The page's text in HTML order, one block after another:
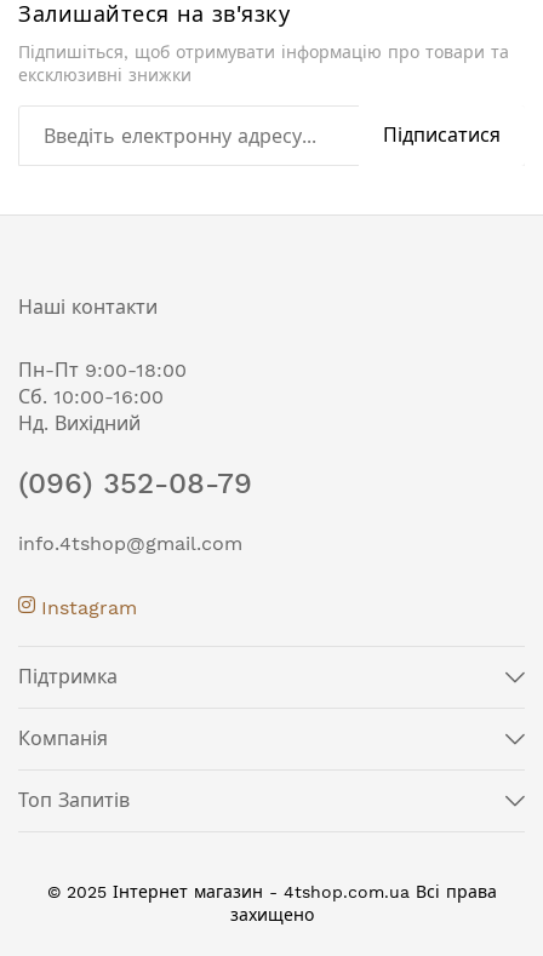
Залишайтеся на зв'язку
Підпишіться, щоб отримувати інформацію про товари та
ексклюзивні знижки
Підписатися
Наші контакти
Пн-Пт 9:00-18:00
Сб. 10:00-16:00
Нд. Вихідний
(096) 352-08-79
info.4tshop@gmail.com
Instagram
Підтримка
Компанія
Топ Запитів
© 2025 Інтернет магазин - 4tshop.com.ua Всі права
захищено